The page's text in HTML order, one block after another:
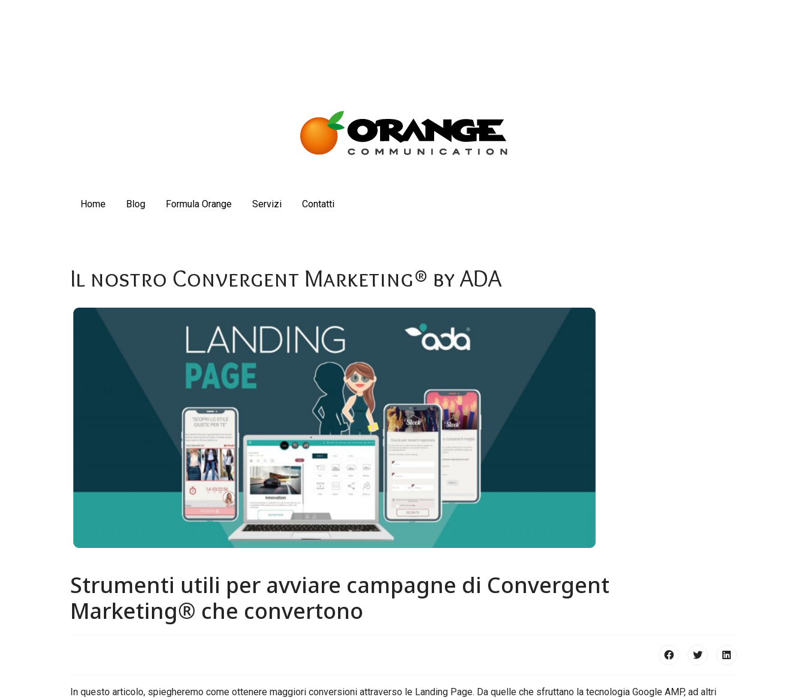
Home Blog Formula Orange Servizi Contatti
Il nostro Convergent Marketing® byADA
Strumenti utili per avviare campagne di Convergent
Marketing® che convertono
In questo articolo, spiegheremo come ottenere maggiori conversioni attraverso le Landing Page. Da quelle che sfruttano la tecnologia Google AMP, ad altri